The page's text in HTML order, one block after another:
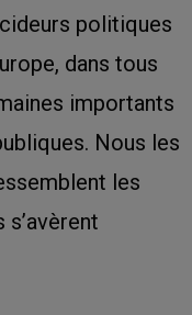
politiques
dans tous
importants
Nous les
les